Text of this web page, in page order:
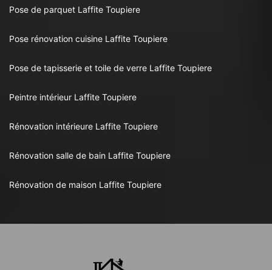
Pose de parquet Laffite Toupiere
Pose rénovation cuisine Laffite Toupiere
Pose de tapisserie et toile de verre Laffite Toupiere
Peintre intérieur Laffite Toupiere
Rénovation intérieure Laffite Toupiere
Rénovation salle de bain Laffite Toupiere
Rénovation de maison Laffite Toupiere